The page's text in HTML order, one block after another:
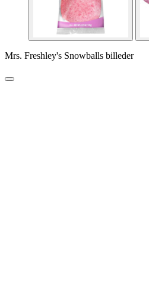
Mrs. Freshley's Snowballs billeder